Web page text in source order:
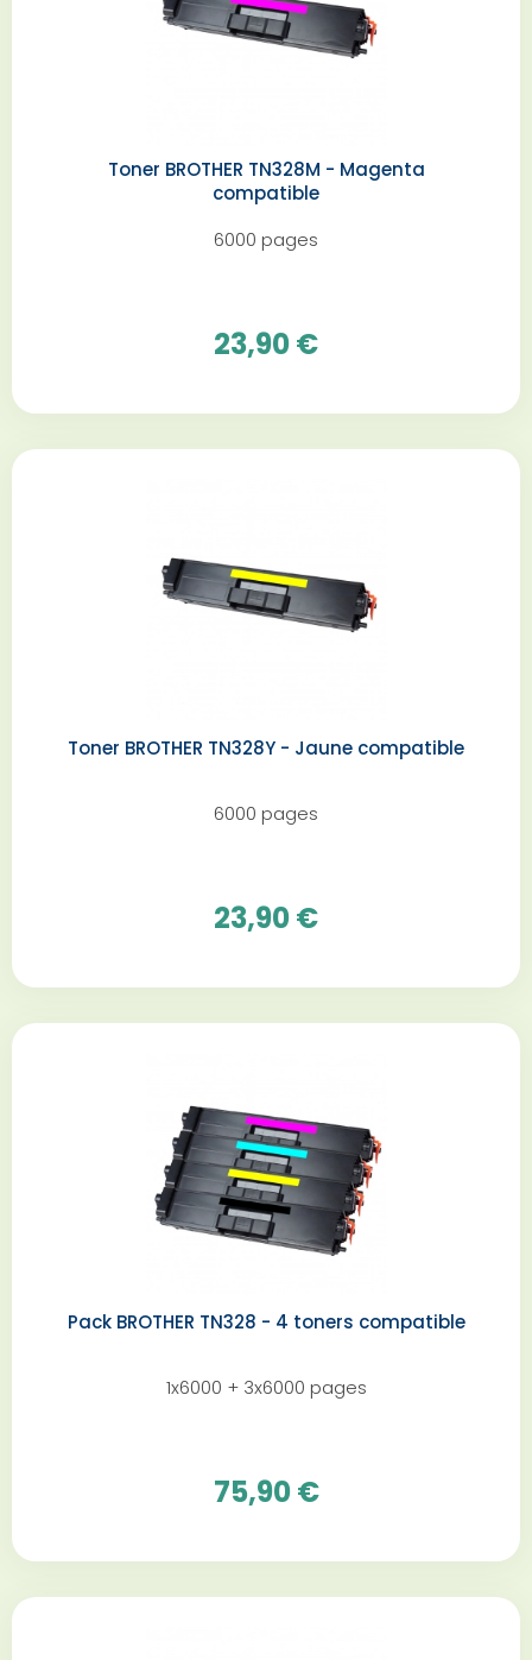
Toner BROTHER TN328M - Magenta
compatible
6000 pages
23,90 €
Toner BROTHER TN328Y - Jaune compatible
6000 pages
23,90 €
Pack BROTHER TN328 - 4 toners compatible
1x6000 + 3x6000 pages
75,90 €